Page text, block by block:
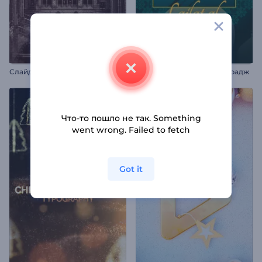
Анимация Лайлат аль Мирадж
Что-то пошло не так. Something
went wrong. Failed to fetch
Got it